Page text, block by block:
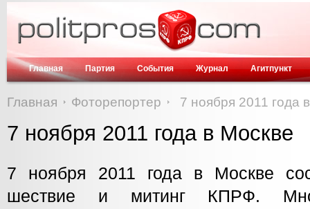
Главная Партия События Журнал Агитпункт
Главная Фоторепортер 7 ноября 2011 года
7 ноября 2011 года в Москве
7 ноября 2011 года в Москве
шествие и митинг КПРФ.